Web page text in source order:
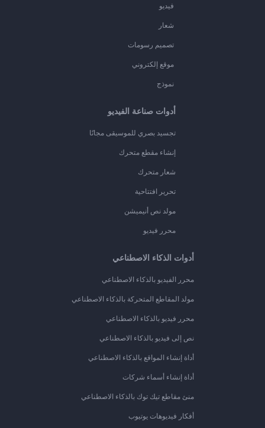
فيديو
شعار
تصميم رسومات
موقع إلكتروني
نموذج
أدوات صناعة الفيديو
تجسيد بصري للموسيقى مجانًا
إنشاء مقطع متحرك
شعار متحرك
تحرير افتتاحية
مولد نص أنيميشن
محرر فيديو
أدوات الذكاء الاصطناعي
محرر الفيديو بالذكاء الاصطناعي
مولد المقاطع المتحركة بالذكاء الاصطناعي
محرر فيديو بالذكاء الاصطناعي
نص إلى فيديو بالذكاء الاصطناعي
أداة إنشاء المواقع بالذكاء الاصطناعي
أداة إنشاء أسماء شركات
منئ مقاطع تيك توك بالذكاء الاصطناعي
أفكار فيديوهات يوتيوب